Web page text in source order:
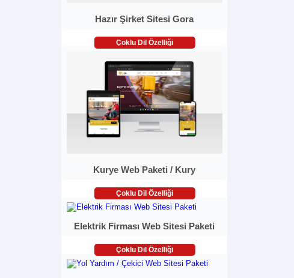
Hazır Şirket Sitesi Gora
Çoklu Dil Özelliği
Kurye Web Paketi / Kury
Çoklu Dil Özelliği
Elektrik Firması Web Sitesi Paketi
Çoklu Dil Özelliği